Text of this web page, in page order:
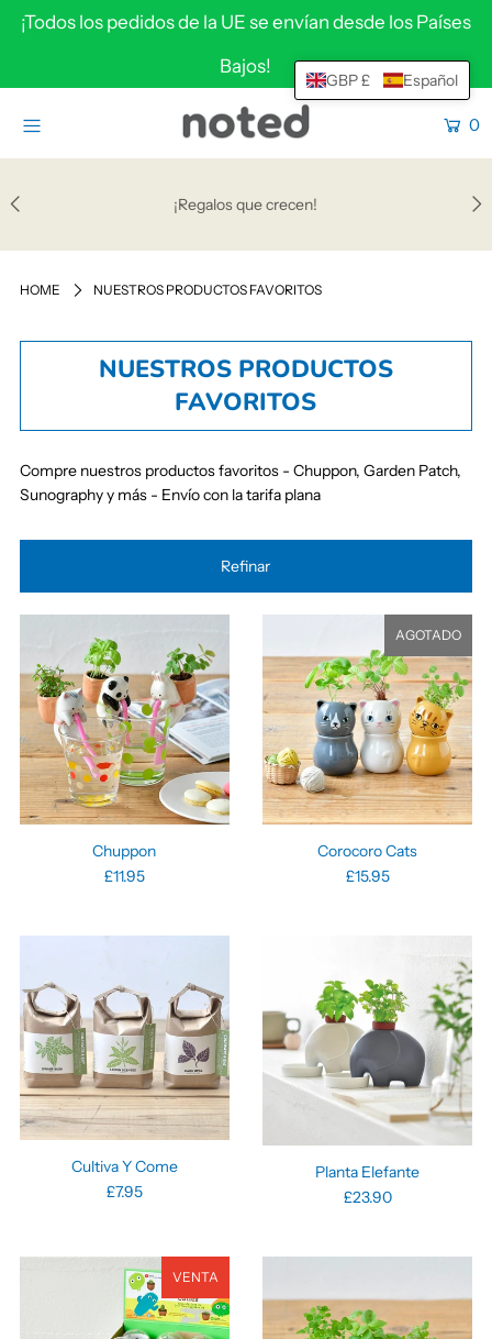
¡Todos los pedidos de la UE se envían desde los Países
Bajos!
0
¡Regalos que crecen!
HOME NUESTROS PRODUCTOS FAVORITOS
NUESTROS PRODUCTOS
FAVORITOS
Compre nuestros productos favoritos - Chuppon, Garden Patch,
Sunography y más - Envío con la tarifa plana
Refinar
Chuppon
£11.95
AGOTADO
Corocoro Cats
£15.95
Cultiva Y Come
£7.95
Planta Elefante
£23.90
VENTA
SHOP
GBP £ Español